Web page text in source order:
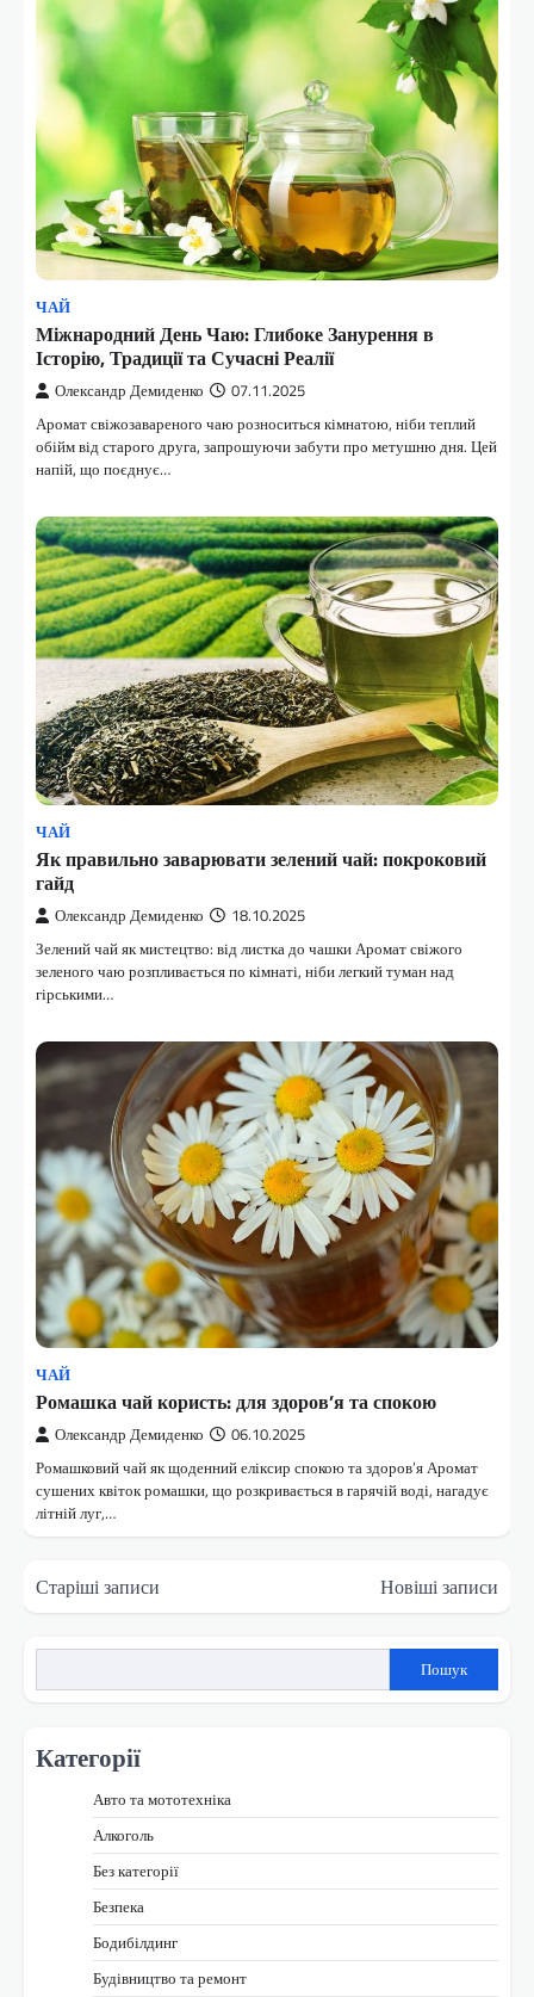
ЧАЙ
Міжнародний День Чаю: Глибоке Занурення в
Історію, Традиції та Сучасні Реалії
Олександр Демиденко 07.11.2025
Аромат свіжозавареного чаю розноситься кімнатою, ніби теплий
обійм від старого друга, запрошуючи забути про метушню дня. Цей
напій, що поєднує…
ЧАЙ
Як правильно заварювати зелений чай: покроковий
гайд
Олександр Демиденко 18.10.2025
Зелений чай як мистецтво: від листка до чашки Аромат свіжого
зеленого чаю розпливається по кімнаті, ніби легкий туман над
гірськими…
ЧАЙ
Ромашка чай користь: для здоров’я та спокою
Олександр Демиденко 06.10.2025
Ромашковий чай як щоденний еліксир спокою та здоров’я Аромат
сушених квіток ромашки, що розкривається в гарячій воді, нагадує
літній луг,…
Навігація
за
записами
Старіші записи Новіші записи
Пошук
Категорії
Авто та мототехніка
Алкоголь
Без категорії
Безпека
Бодибілдинг
Будівництво та ремонт